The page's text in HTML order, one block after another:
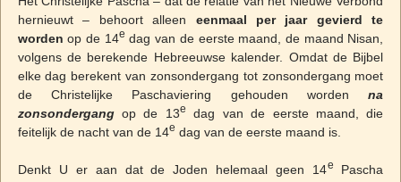
hernieuwt – behoort alleen eenmaal per jaar gevierd te
worden op de 14e dag van de eerste maand, de maand Nisan,
volgens de berekende Hebreeuwse kalender. Omdat de Bijbel
elke dag berekent van zonsondergang tot zonsondergang moet
de Christelijke Paschaviering gehouden wordenna
zonsondergangop de 13e
dag van de eerste maand, die
feitelijk de nacht van de 14e dag van de eerste maand is.
Denkt U er aan dat de Joden helemaal geen 14e
Pascha